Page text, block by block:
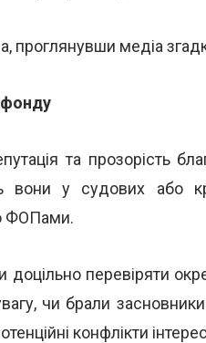
проглянувши медіа
фонду
та прозорість
вони у судових або
ФОПами.
доцільно перевіряти
чи брали
конфлікти